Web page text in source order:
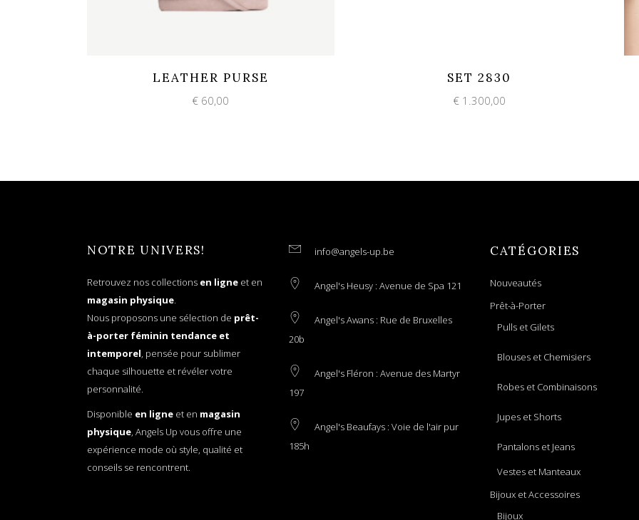
LEATHER PURSE
€ 60,00
SET 2830
€1.300,00
NOTRE UNIVERS!
Retrouvez nos collections en ligne et en
magasin physique.
Nous proposons une sélection de prêt-
à-porter féminin tendance et
intemporel, pensée pour sublimer
chaque silhouette et révéler votre
personnalité.
Disponible en ligne et en magasin
physique, Angels Up vous offre une
expérience mode où style, qualité et
conseils se rencontrent.
info@angels-up.be
Angel's Heusy : Avenue de Spa 121
Angel's Awans : Rue de Bruxelles
20b
Angel's Fléron : Avenue des Martyr
197
Angel's Beaufays : Voie de l'air pur
185h
CATÉGORIES
Nouveautés
Prêt-à-Porter
Pulls et Gilets
Blouses et Chemisiers
Robes et Combinaisons
Jupes et Shorts
Pantalons et Jeans
Vestes et Manteaux
Bijoux et Accessoires
Bijoux